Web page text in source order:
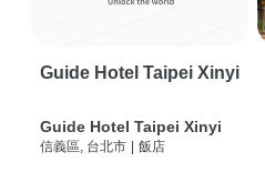
Guide Hotel Taipei Xinyi
Guide Hotel Taipei Xinyi
信義區, 台北市 | 飯店